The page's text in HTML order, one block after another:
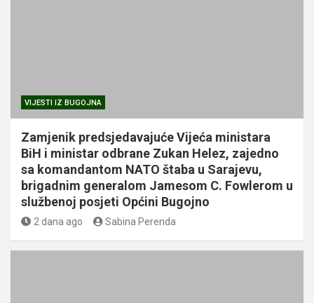
VIJESTI IZ BUGOJNA
Zamjenik predsjedavajuće Vijeća ministara
BiH i ministar odbrane Zukan Helez, zajedno
sa komandantom NATO štaba u Sarajevu,
brigadnim generalom Jamesom C. Fowlerom u
službenoj posjeti Općini Bugojno
2 dana ago Sabina Perenda